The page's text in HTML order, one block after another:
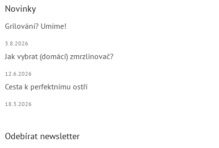
Novinky
Grilování? Umíme!
3.8.2026
Jak vybrat (domácí) zmrzlinovač?
12.6.2026
Cesta k perfektnímu ostří
18.3.2026
Odebírat newsletter